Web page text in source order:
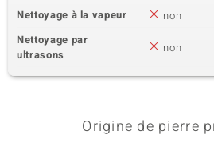
Nettoyage à la vapeur
non
Nettoyage par
ultrasons
non
Origine de pierre